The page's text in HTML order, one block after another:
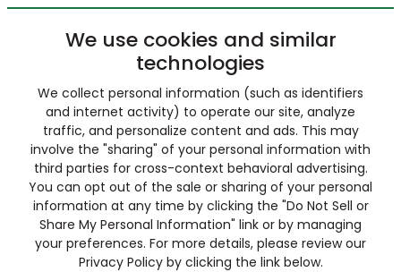
We use cookies and similar
technologies
We collect personal information (such as identifiers
and internet activity) to operate our site, analyze
traffic, and personalize content and ads. This may
involve the "sharing" of your personal information with
third parties for cross-context behavioral advertising.
You can opt out of the sale or sharing of your personal
information at any time by clicking the "Do Not Sell or
Share My Personal Information" link or by managing
your preferences. For more details, please review our
Privacy Policy by clicking the link below.